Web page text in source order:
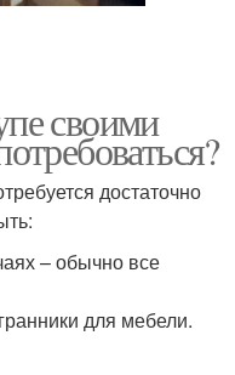
своими
достаточно
– обычно все
для мебели.